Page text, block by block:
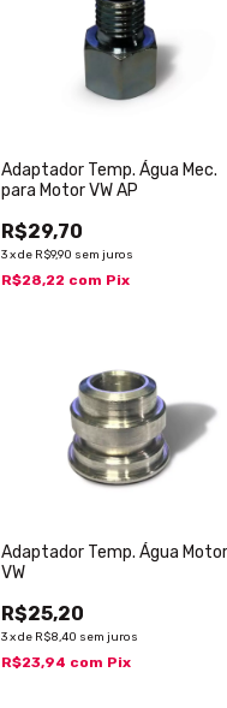
Adaptador Temp. Água Mec.
para Motor VW AP
R$29,70
3xde R$9,90 sem juros
R$28,22 com Pix
Adaptador Temp. Água Motor
VW
R$25,20
3xde R$8,40 sem juros
R$23,94 com Pix